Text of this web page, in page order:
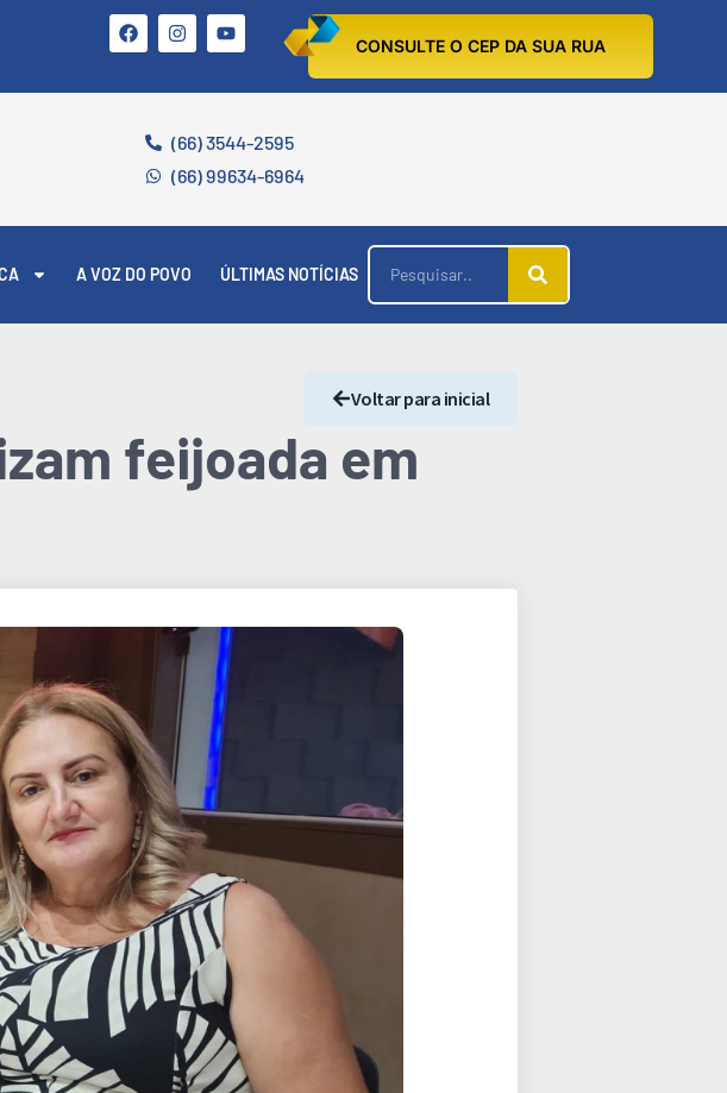
CONSULTE O CEP DA SUA RUA
(66) 3544-2595
(66) 99634-6964
A VOZ DO POVO ÚLTIMAS NOTÍCIAS
Voltar para inicial
feijoada em